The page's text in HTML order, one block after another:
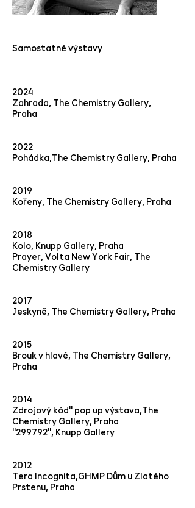
Samostatné výstavy
2024
Zahrada, The Chemistry Gallery,
Praha
2022
Pohádka,The Chemistry Gallery, Praha
2019
Kořeny, The Chemistry Gallery, Praha
2018
Kolo, Knupp Gallery, Praha
Prayer, Volta New York Fair, The
Chemistry Gallery
2017
Jeskyně, The Chemistry Gallery, Praha
2015
Brouk v hlavě, The Chemistry Gallery,
Praha
2014
Zdrojový kód" pop up výstava,The
Chemistry Gallery, Praha
"299792", Knupp Gallery
2012
Tera Incognita,GHMP Dům u Zlatého
Prstenu, Praha